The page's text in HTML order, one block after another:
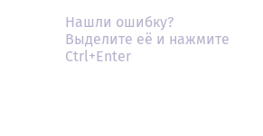
Нашли ошибку?
Выделите её и нажмите
Ctrl+Enter